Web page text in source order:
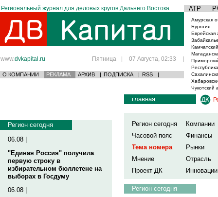
Региональный журнал для деловых кругов Дальнего Востока АТР
www.dvkapital.ru Пятница | 07 Августа, 02:33 |
О КОМПАНИИ РЕКЛАМА АРХИВ | ПОДПИСКА | RSS |
Амурская
Бурятия
Еврейская
Чукотский
Регион сегодня
06.08 |
"Единая Россия" получила
первую строку в
избирательном бюллетене на
выборах в Госдуму
06.08 |
главная
Регион сегодня
Компании
Часовой пояс
Финансы
Тема номера
Рынки
Мнение
Отрасль
Проект ДК
Инновации
Регион сегодня